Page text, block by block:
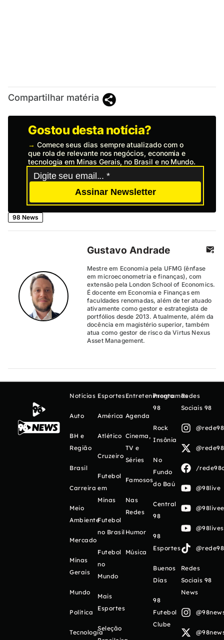
Compartilhar matéria
Gostou desta notícia?
→ Comece seus dias sempre atualizado com o
que rola de relevante nos negócios, economia e
tecnologia em Minas Gerais, no Brasil e no Mundo.
Assinar Newsletter
98 News
Gustavo Andrade
Mestre em Economia pela UFMG (ênfase
em microeconometria e finanças), com
extensão pela London School of Economics.
É docente em Economia e Finanças em
faculdades renomadas, além de ter atuado
ativamente como gestor e estrategista de
portfólios desde 2013. Atualmente, além da
docência em magistério superior, também
atua como gestor de risco da Virtus Nexus
Asset Management.
Notícias
Auto
BH e
Região
Brasil
Carreira
Meio
Ambiente
Mercado
Minas
Gerais
Mundo
Política
Tecnologia
Esportes
América
Atlético
Cruzeiro
Futebol
em
Minas
Futebol
no Brasil
Futebol
no
Mundo
Mais
Esportes
Seleção
Entretenimento
Agenda
Cinema,
TV e
Séries
Famosos
Nas
Redes
Humor
Música
Programas
98
Rock
Insônia
No
Fundo
do Baú
Central
98
98
Esportes
Buenos
Días
98
Futebol
Clube
Redes
Sociais 98
/
@98live
Redes
Sociais 98
News